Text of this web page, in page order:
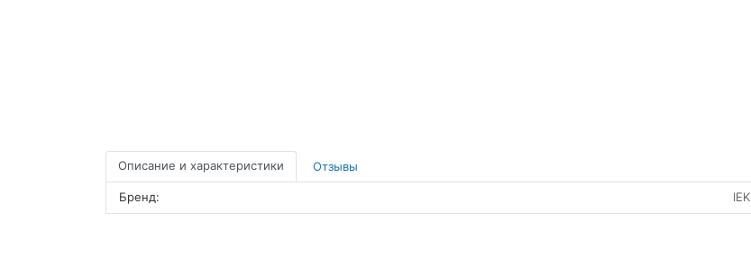
Описание и характеристики Отзывы
Бренд: IEK